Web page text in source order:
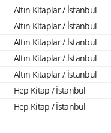
Altın Kitaplar / İstanbul
Altın Kitaplar / İstanbul
Altın Kitaplar / İstanbul
Altın Kitaplar / İstanbul
Altın Kitaplar / İstanbul
Hep Kitap / İstanbul
Hep Kitap / İstanbul